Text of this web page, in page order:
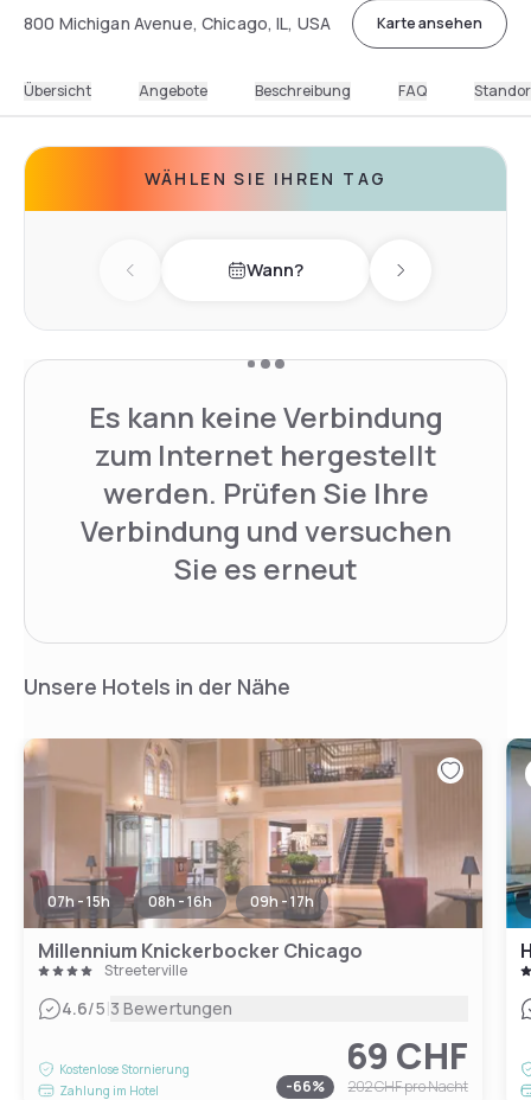
800 Michigan Avenue, Chicago, IL, USA Karte ansehen
Übersicht Angebote Beschreibung FAQ
WÄHLEN SIE IHREN TAG
Previous day Wann? Next day
Es kann keine Verbindung
zum Internet hergestellt
werden. Prüfen Sie Ihre
Verbindung und versuchen
Sie es erneut
Unsere Hotels in der Nähe
07h - 15h 08h - 16h 09h - 17h
Millennium Knickerbocker Chicago
Streeterville
4.6/5|3 Bewertungen
Kostenlose Stornierung
Zahlung im Hotel
69 CHF
-66% 202 CHFpro Nacht